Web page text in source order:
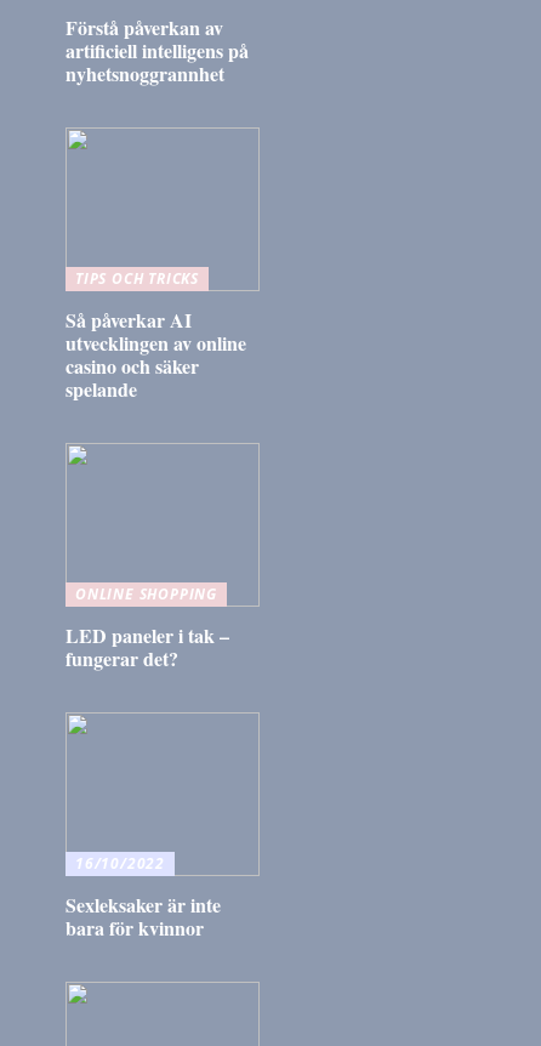
Förstå påverkan av
artificiell intelligens på
nyhetsnoggrannhet
TIPS OCH TRICKS
Så påverkar AI
utvecklingen av online
casino och säker
spelande
ONLINE SHOPPING
LED paneler i tak –
fungerar det?
16/10/2022
Sexleksaker är inte
bara för kvinnor